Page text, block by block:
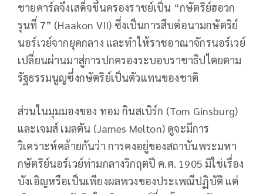
ชายคาร์ลจึงเสด็จขึ้นครองราชย์เป็น “กษัตริย์ฮอวก
รุนที่ 7” (Haakon VII) ซึ่งเป็นการสืบต่อนามกษัตริย์
นอร์เวย์จากยุคกลาง และทำให้ราชอาณาจักรนอร์เวย์
เปลี่ยนผ่านมาสู่การปกครองระบอบราชาธิปไตยตาม
รัฐธรรมนูญซึ่งกษัตริย์เป็นตัวแทนของชาติ
ส่วนในมุมมองของ ทอม กินสเบิร์ก (Tom Ginsburg)
และเจมส์ เมลตัน (James Melton) ดูจะมีการ
วิเคราะห์คล้ายกันว่า การคงอยู่ของสถาบันพระมหา
กษัตริย์นอร์เวย์ท่ามกลางวิกฤตปี ค.ศ. 1905 มิใช่เรื่อง
บังเอิญหรือเป็นเพียงผลพวงของประเพณีปฏิบัติ แต่